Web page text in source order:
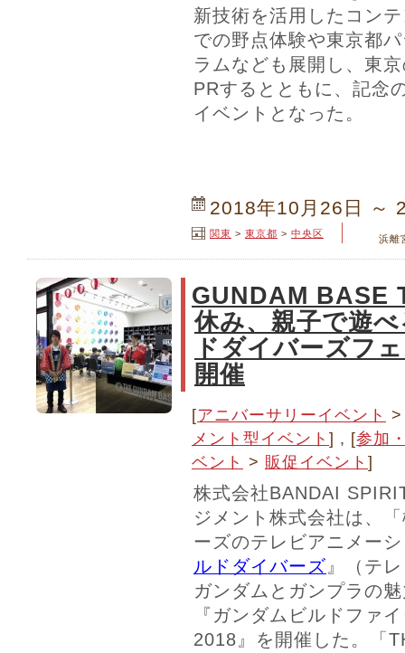
新技術を活用したコン
での野点体験や東京都
ラムなども展開し、東
PRするとともに、記念
イベントとなった。
2018年10月26日 ～
関東 > 東京都 > 中央区 浜離
GUNDAM BASE
休み、親子で遊
ドダイバーズフ
開催
[アニバーサリーイベント
メント型イベント ] , [参加
ベント > 販促イベント ]
株式会社BANDAI
ジメント株式会社は、
ーズのテレビアニメー
ルドダイバーズ 』（テ
ガンダムとガンプラの
『ガンダムビルドファ
2018』を開催した。「